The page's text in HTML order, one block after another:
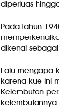
diperluas
Pada tahun
dikenal
Lalu mengapa
karena kue ini
Kelembutan